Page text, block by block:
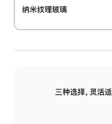
纳米纹理玻璃
三种选择，灵活